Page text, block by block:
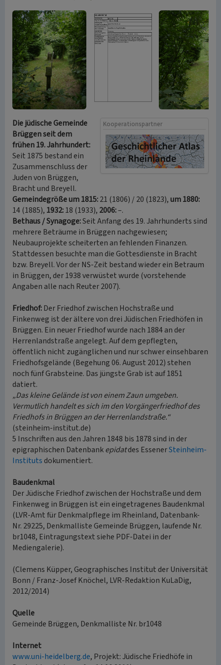
Kooperationspartner
Die jüdische Gemeinde
Brüggen seit dem
frühen 19. Jahrhundert:
Seit 1875 bestand ein
Zusammenschluss der
Juden von Brüggen,
Bracht und Breyell.
Gemeindegröße um 1815:21 (1806) / 20 (1823),um 1880:
14 (1885), 1932:18 (1933), 2006:–.
Bethaus / Synagoge:Seit Anfang des 19. Jahrhunderts sind
mehrere Beträume in Brüggen nachgewiesen;
Neubauprojekte scheiterten an fehlenden Finanzen.
Stattdessen besuchte man die Gottesdienste in Bracht
bzw. Breyell. Vor der NS-Zeit bestand wieder ein Betraum
in Brüggen, der 1938 verwüstet wurde (vorstehende
Angaben alle nach Reuter 2007).
Friedhof:Der Friedhof zwischen Hochstraße und
Finkenweg ist der ältere von drei Jüdischen Friedhöfen in
Brüggen. Ein neuer Friedhof wurde nach 1884 an der
Herrenlandstraße angelegt. Auf dem gepflegten,
öffentlich nicht zugänglichen und nur schwer einsehbaren
Friedhofsgelände (Begehung 06. August 2012) stehen
noch fünf Grabsteine. Das jüngste Grab ist auf 1851
datiert.
„Das kleine Gelände ist von einem Zaun umgeben.
Vermutlich handelt es sich im den Vorgängerfriedhof des
Friedhofs in Brüggen an der Herrenlandstraße.“
(steinheim-institut.de)
5 Inschriften aus den Jahren 1848 bis 1878 sind in der
epigraphischen Datenbankepidatdes EssenerSteinheim-
Instituts dokumentiert.
Baudenkmal
Der Jüdische Friedhof zwischen der Hochstraße und dem
Finkenweg in Brüggen ist ein eingetragenes Baudenkmal
(LVR-Amt für Denkmalpflege im Rheinland, Datenbank-
Nr. 29225, Denkmalliste Gemeinde Brüggen, laufende Nr.
br1048, Eintragungstext siehe PDF-Datei in der
Mediengalerie).
(Clemens Küpper, Geographisches Institut der Universität
Bonn / Franz-Josef Knöchel, LVR-Redaktion KuLaDig,
2012/2014)
Quelle
Gemeinde Brüggen, Denkmalliste Nr. br1048
Internet
www.uni-heidelberg.de, Projekt: Jüdische Friedhöfe in